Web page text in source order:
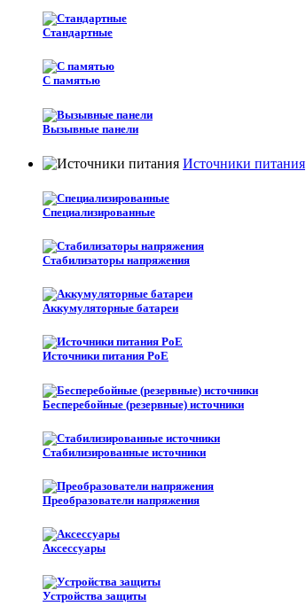
Стандартные
С памятью
Вызывные панели
Источники питания
Специализированные
Стабилизаторы напряжения
Аккумуляторные батареи
Источники питания PoE
Бесперебойные (резервные) источники
Стабилизированные источники
Преобразователи напряжения
Аксессуары
Устройства защиты